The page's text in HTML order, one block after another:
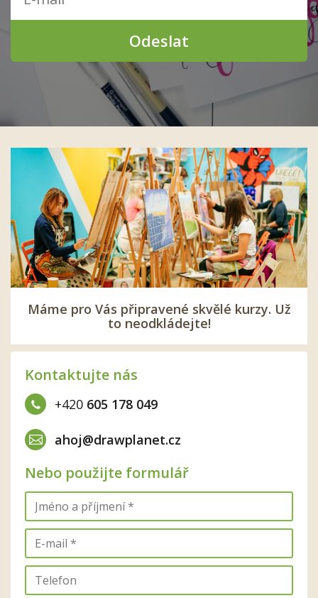
Odeslat
Máme pro Vás připravené skvělé kurzy. Už
to neodkládejte!
Kontaktujte nás
+420 605 178 049
ahoj@drawplanet.cz
Nebo použijte formulář